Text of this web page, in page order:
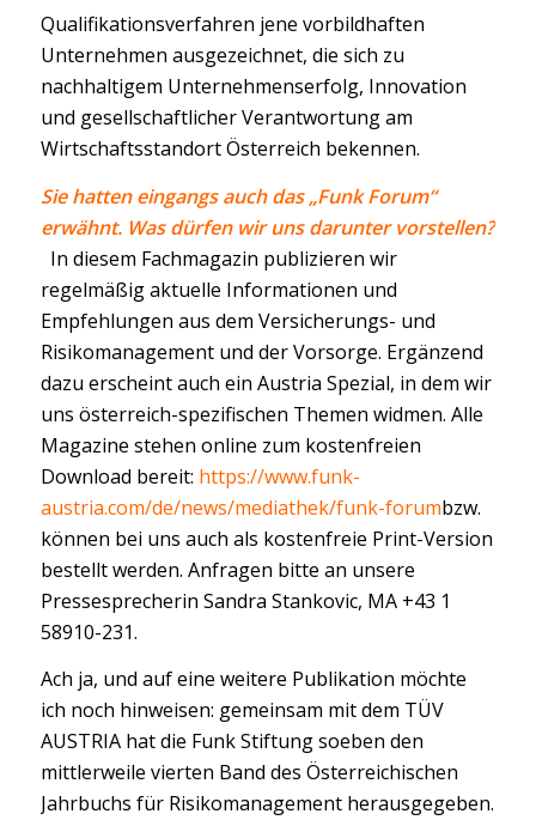
Qualifikationsverfahren jene vorbildhaften
Unternehmen ausgezeichnet, die sich zu
nachhaltigem Unternehmenserfolg, Innovation
und gesellschaftlicher Verantwortung am
Wirtschaftsstandort Österreich bekennen.
Sie hatten eingangs auch das „Funk Forum“
erwähnt. Was dürfen wir uns darunter vorstellen?
In diesem Fachmagazin publizieren wir
regelmäßig aktuelle Informationen und
Empfehlungen aus dem Versicherungs- und
Risikomanagement und der Vorsorge. Ergänzend
dazu erscheint auch ein Austria Spezial, in dem wir
uns österreich-spezifischen Themen widmen. Alle
Magazine stehen online zum kostenfreien
Download bereit: https://www.funk-
austria.com/de/news/mediathek/funk-forumbzw.
können bei uns auch als kostenfreie Print-Version
bestellt werden. Anfragen bitte an unsere
Pressesprecherin Sandra Stankovic, MA +43 1
58910-231.
Ach ja, und auf eine weitere Publikation möchte
ich noch hinweisen: gemeinsam mit dem TÜV
AUSTRIA hat die Funk Stiftung soeben den
mittlerweile vierten Band des Österreichischen
Jahrbuchs für Risikomanagement herausgegeben.